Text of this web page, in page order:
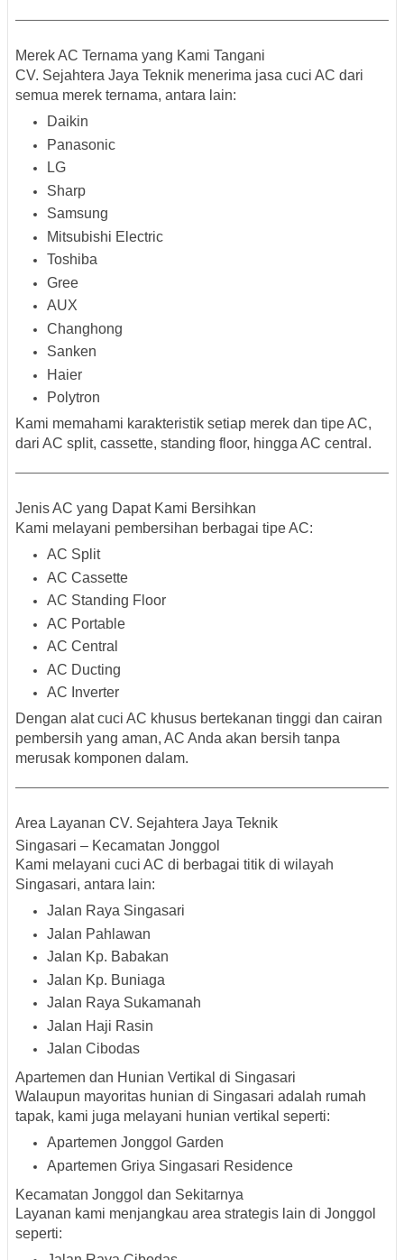
Merek AC Ternama yang Kami Tangani
CV. Sejahtera Jaya Teknik menerima jasa cuci AC dari
semua merek ternama, antara lain:
Daikin
Panasonic
LG
Sharp
Samsung
Mitsubishi Electric
Toshiba
Gree
AUX
Changhong
Sanken
Haier
Polytron
Kami memahami karakteristik setiap merek dan tipe AC,
dari AC split, cassette, standing floor, hingga AC central.
Jenis AC yang Dapat Kami Bersihkan
Kami melayani pembersihan berbagai tipe AC:
AC Split
AC Cassette
AC Standing Floor
AC Portable
AC Central
AC Ducting
AC Inverter
Dengan alat cuci AC khusus bertekanan tinggi dan cairan
pembersih yang aman, AC Anda akan bersih tanpa
merusak komponen dalam.
Area Layanan CV. Sejahtera Jaya Teknik
Singasari – Kecamatan Jonggol
Kami melayani cuci AC di berbagai titik di wilayah
Singasari, antara lain:
Jalan Raya Singasari
Jalan Pahlawan
Jalan Kp. Babakan
Jalan Kp. Buniaga
Jalan Raya Sukamanah
Jalan Haji Rasin
Jalan Cibodas
Apartemen dan Hunian Vertikal di Singasari
Walaupun mayoritas hunian di Singasari adalah rumah
tapak, kami juga melayani hunian vertikal seperti:
Apartemen Jonggol Garden
Apartemen Griya Singasari Residence
Kecamatan Jonggol dan Sekitarnya
Layanan kami menjangkau area strategis lain di Jonggol
seperti: